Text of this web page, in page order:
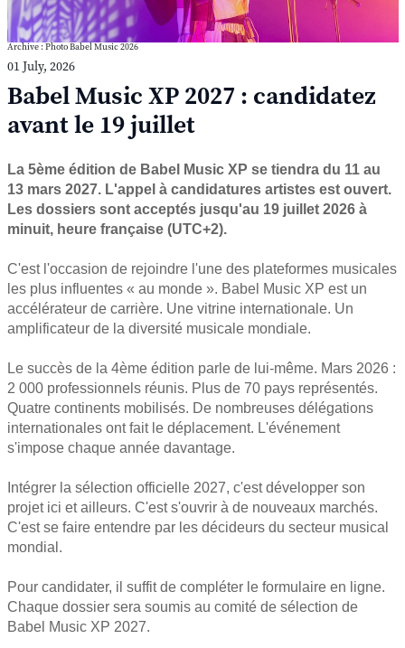
Archive : Photo Babel Music 2026
01 July, 2026
Babel Music XP 2027 : candidatez
avant le 19 juillet
La 5ème édition de Babel Music XP se tiendra du 11 au
13 mars 2027. L'appel à candidatures artistes est ouvert.
Les dossiers sont acceptés jusqu'au 19 juillet 2026 à
minuit, heure française (UTC+2).
C'est l'occasion de rejoindre l'une des plateformes musicales
les plus influentes « au monde ». Babel Music XP est un
accélérateur de carrière. Une vitrine internationale. Un
amplificateur de la diversité musicale mondiale.
Le succès de la 4ème édition parle de lui-même. Mars 2026 :
2 000 professionnels réunis. Plus de 70 pays représentés.
Quatre continents mobilisés. De nombreuses délégations
internationales ont fait le déplacement. L'événement
s'impose chaque année davantage.
Intégrer la sélection officielle 2027, c'est développer son
projet ici et ailleurs. C'est s'ouvrir à de nouveaux marchés.
C'est se faire entendre par les décideurs du secteur musical
mondial.
Pour candidater, il suffit de compléter le formulaire en ligne.
Chaque dossier sera soumis au comité de sélection de
Babel Music XP 2027.